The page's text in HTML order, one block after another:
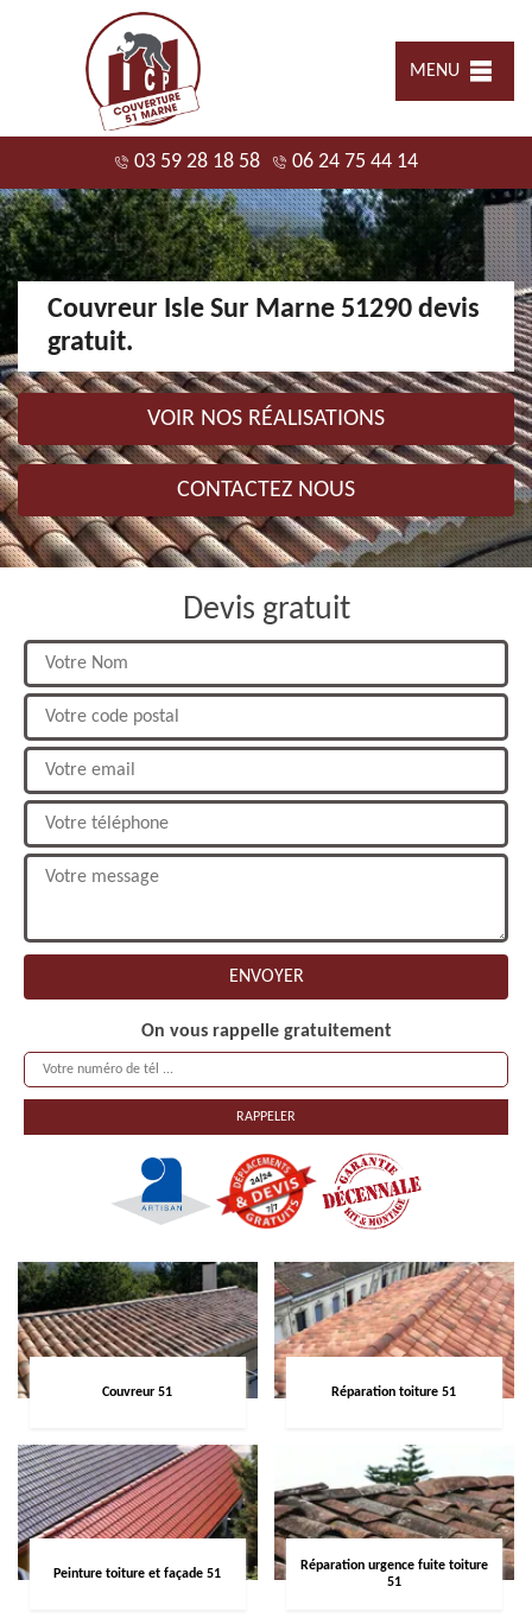
MENU
03 59 28 18 58 06 24 75 44 14
Couvreur Isle Sur Marne 51290 devis
gratuit.
VOIR NOS RÉALISATIONS
CONTACTEZ NOUS
Devis gratuit
On vous rappelle gratuitement
Couvreur 51 Réparation toiture 51
Peinture toiture et façade 51
Réparation urgence fuite toiture
51